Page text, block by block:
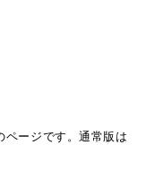
ページです。通常版は